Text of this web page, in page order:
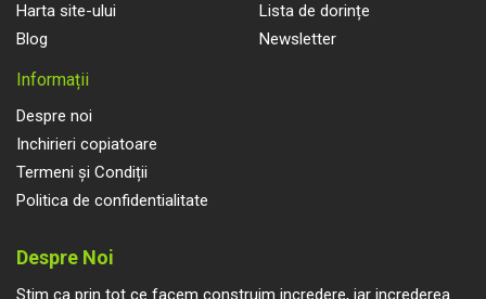
Harta site-ului
Blog
Lista de dorințe
Newsletter
Informații
Despre noi
Inchirieri copiatoare
Termeni și Condiții
Politica de confidentialitate
Despre Noi
Stim ca prin tot ce facem construim incredere, iar increderea